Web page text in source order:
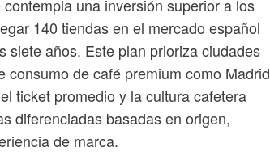
una inversión superior a los
140 tiendas en el mercado español
siete años. Este plan prioriza ciudades
consumo de café premium como Madrid
ticket promedio y la cultura cafetera
diferenciadas basadas en origen,
de marca.